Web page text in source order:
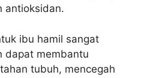
antioksidan.
ibu hamil sangat
dapat membantu
tubuh, mencegah